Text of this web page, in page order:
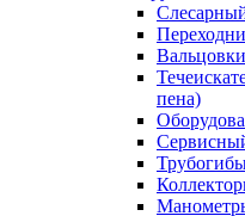
Вальцовки
пена)